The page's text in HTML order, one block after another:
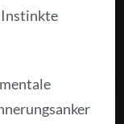
Instinkte